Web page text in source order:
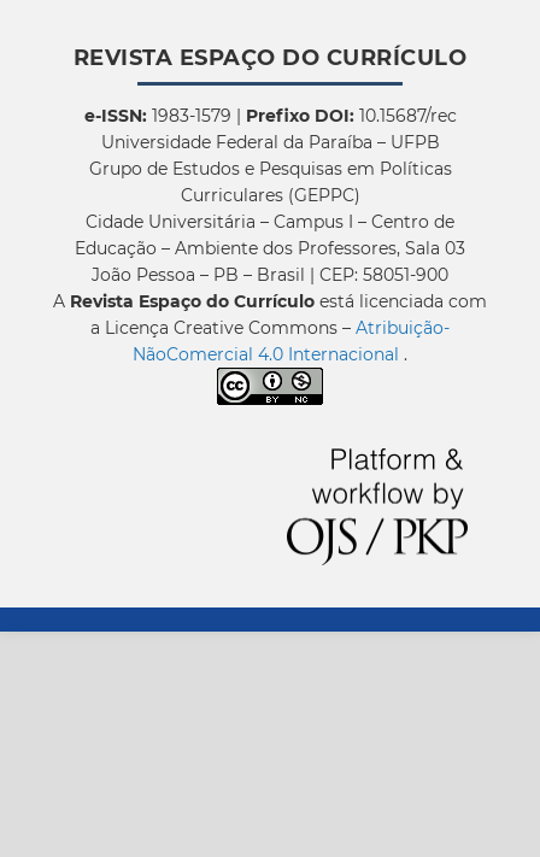
REVISTA ESPAÇO DO CURRÍCULO
e-ISSN:1983-1579 | Prefixo DOI:10.15687/rec
Universidade Federal da Paraíba – UFPB
Grupo de Estudos e Pesquisas em Políticas
Curriculares (GEPPC)
Cidade Universitária – Campus I – Centro de
Educação – Ambiente dos Professores, Sala 03
João Pessoa – PB – Brasil | CEP: 58051-900
A Revista Espaço do Currículo está licenciada com
a Licença Creative Commons – Atribuição-
NãoComercial 4.0 Internacional .